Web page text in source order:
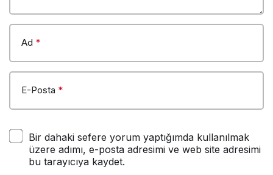
Ad *
E-Posta *
Bir dahaki sefere yorum yaptığımda kullanılmak
üzere adımı, e-posta adresimi ve web site adresimi
bu tarayıcıya kaydet.